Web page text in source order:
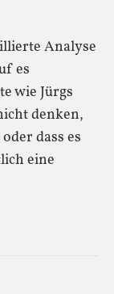
Analyse
es
wie Jürgs
denken,
dass es
eine